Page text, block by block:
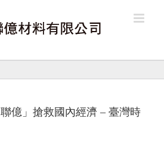
億」搶救國內經濟 – 臺灣時